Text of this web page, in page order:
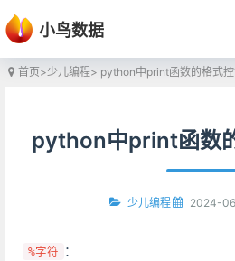
小鸟数据
首页>少儿编程> python中print函数的格式
python中print函数
少儿编程 2024-
%字符 ：